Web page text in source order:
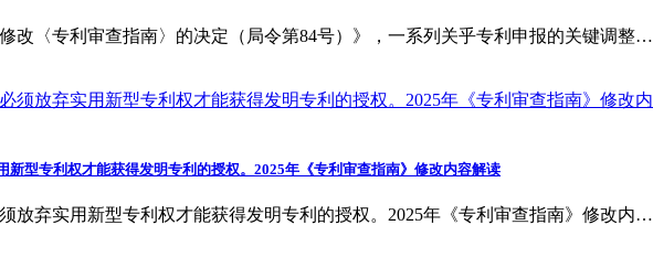
改〈专利审查指南〉的决定（局令第84号）》，一系列关乎专利申报的关键调整…
型专利权才能获得发明专利的授权。2025年《专利审查指南》修改内容解读
放弃实用新型专利权才能获得发明专利的授权。2025年《专利审查指南》修改内…